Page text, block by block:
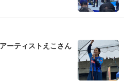
ーティストえこさん